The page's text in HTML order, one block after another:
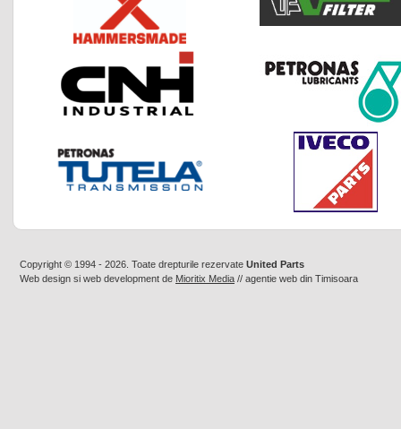
Copyright © 1994 - 2026. Toate drepturile rezervate United Parts
Web design si web development de Mioritix Media // agentie web din Timisoara